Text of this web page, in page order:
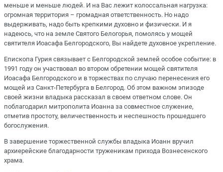
меньше и меньше людей. И на Вас лежит колоссальная нагрузка:
огромная территория – громадная ответственность. Но надо
выдерживать, надо быть крепкими духовно и физически. И я
надеюсь, что на земле Святого Белогорья, помолясь у мощей
святителя Иоасафа Белгородского, Вы найдете духовное укрепление.
Епископа Гурия связывает с Белгородской землей особое событие: в
1991 году он участвовал во втором обретении мощей святителя
Иоасафа Белгородского и в торжествах по случаю перенесения его
мощей из Санкт-Петербурга в Белгород. Об этом важном эпизоде
своей жизни владыка рассказал в своем ответном слове. Он
поблагодарил митрополита Иоанна за совместное служение,
отметив простоту, величественность и неспешность прошедшего
богослужения.
В завершение торжественной службы владыка Иоанн вручил
архиерейские благодарности труженикам прихода Вознесенского
храма.